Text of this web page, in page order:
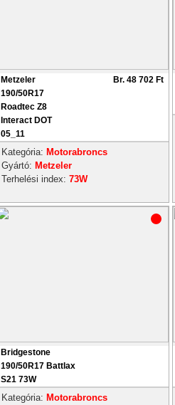
Metzeler
190/50R17
Roadtec Z8
Interact DOT
05_11
Br. 48 702 Ft
Kategória: Motorabroncs
Gyártó: Metzeler
Terhelési index: 73W
Bridgestone
190/50R17 Battlax
S21 73W
Kategória: Motorabroncs